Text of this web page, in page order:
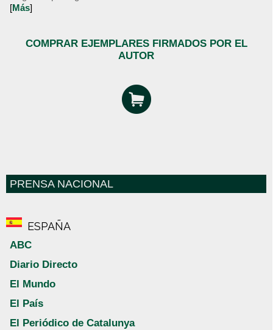
[Más]
COMPRAR EJEMPLARES FIRMADOS POR EL
AUTOR
PRENSA NACIONAL
ESPAÑA
ABC
Diario Directo
El Mundo
El País
El Periódico de Catalunya